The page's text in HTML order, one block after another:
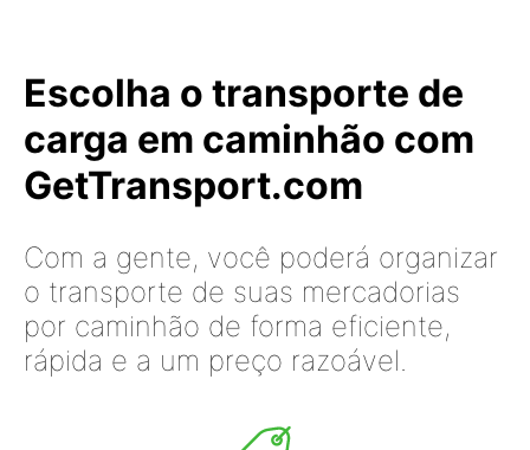
Escolha o transporte de
carga em caminhão com
GetTransport.com
Com a gente, você poderá organizar
o transporte de suas mercadorias
por caminhão de forma eficiente,
rápida e a um preço razoável.